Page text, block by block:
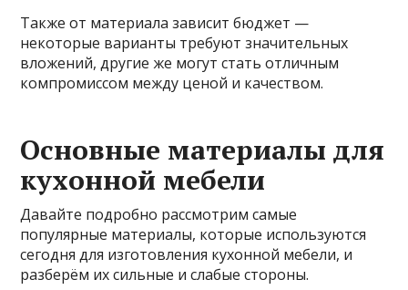
Также от материала зависит бюджет —
некоторые варианты требуют значительных
вложений, другие же могут стать отличным
компромиссом между ценой и качеством.
Основные материалы для
кухонной мебели
Давайте подробно рассмотрим самые
популярные материалы, которые используются
сегодня для изготовления кухонной мебели, и
разберём их сильные и слабые стороны.